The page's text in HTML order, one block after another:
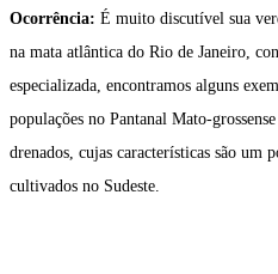
Ocorrência: É muito discutível sua
na mata atlântica do Rio de Janeiro,
especializada, encontramos alguns
populações no Pantanal Mato-
drenados, cujas características são um
cultivados no Sudeste.